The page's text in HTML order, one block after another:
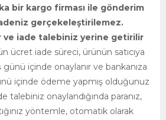
bir kargo firması ile gönderim
gerçekeleştirilemez.
ve iade talebiniz yerine getirilir
ücret iade süreci, ürünün satıcıya
günü içinde onaylanır ve bankanıza
içinde ödeme yapmış olduğunuz
talebiniz onaylandığında paranız,
yöntemle, otomatik olarak